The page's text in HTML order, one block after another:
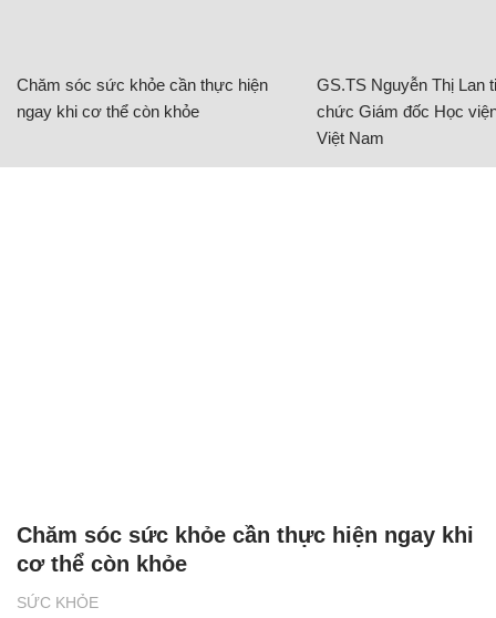
Chăm sóc sức khỏe cần thực hiện
ngay khi cơ thể còn khỏe
GS.TS Nguyễn Thị Lan
chức Giám đốc Học
Việt Nam
SỨC KHỎE
Chăm sóc sức khỏe cần thực hiện ngay khi
cơ thể còn khỏe